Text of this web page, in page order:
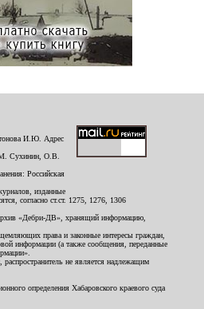
И.Ю. Адрес
Сухинин, О.В.
Российская
изданные
согласно ст.ст. 1275, 1276, 1306
«Дебри-ДВ», хранящий информацию,
права и законные интересы граждан,
информации (а также сообщения, переданные
не является надлежащим
определения Хабаровского краевого суда